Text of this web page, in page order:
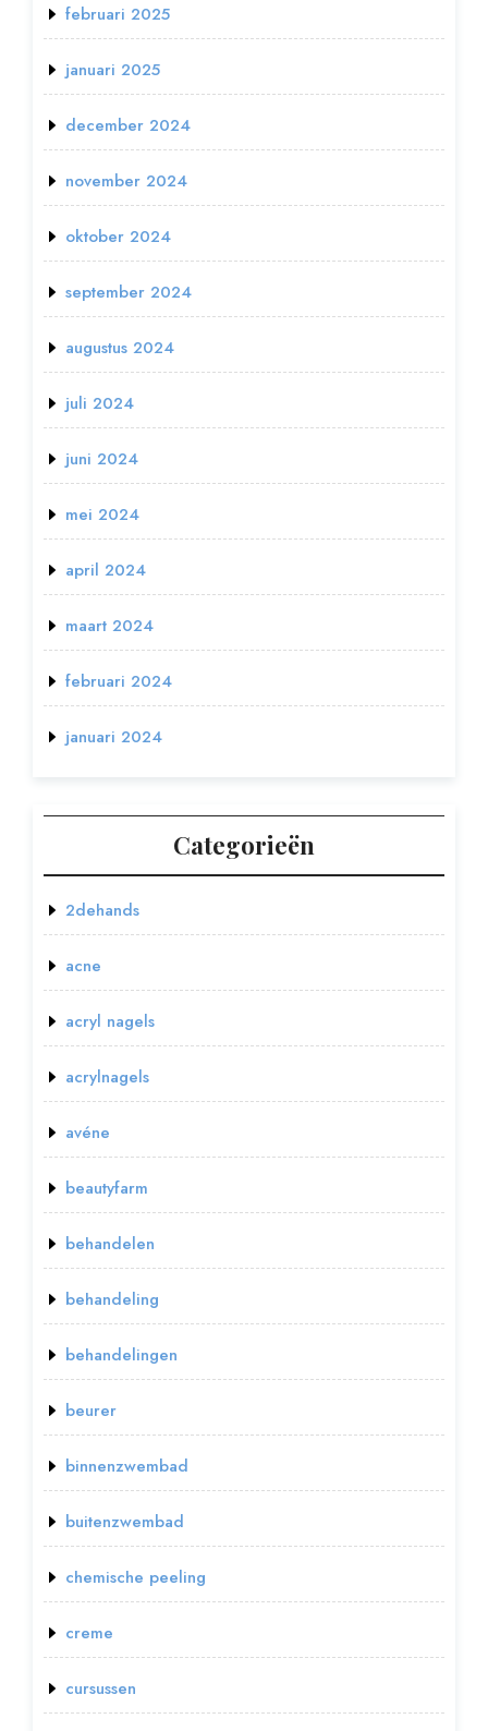
februari 2025
januari 2025
december 2024
november 2024
oktober 2024
september 2024
augustus 2024
juli 2024
juni 2024
mei 2024
april 2024
maart 2024
februari 2024
januari 2024
Categorieën
2dehands
acne
acryl nagels
acrylnagels
avéne
beautyfarm
behandelen
behandeling
behandelingen
beurer
binnenzwembad
buitenzwembad
chemische peeling
creme
cursussen